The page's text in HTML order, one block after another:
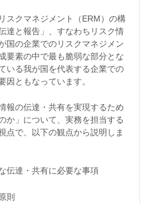
スクマネジメント（ERM）の構
達と報告」、すなわちリスク情
国の企業でのリスクマネジメン
要素の中で最も脆弱な部分とな
いる我が国を代表する企業での
因ともなっています。
報の伝達・共有を実現するため
か」について、実務を担当する
点で、以下の観点から説明しま
達・共有に必要な事項
則